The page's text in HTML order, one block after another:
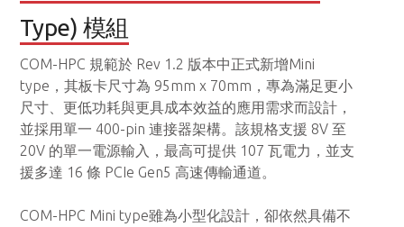
Type) 模組
COM-HPC 規範於 Rev 1.2 版本中正式新增Mini
type，其板卡尺寸為 95mm x 70mm，專為滿足更小
尺寸、更低功耗與更具成本效益的應用需求而設計，
並採用單一 400-pin 連接器架構。該規格支援 8V 至
20V 的單一電源輸入，最高可提供 107 瓦電力，並支
援多達 16 條 PCIe Gen5 高速傳輸通道。
COM-HPC Mini type雖為小型化設計，卻依然具備不